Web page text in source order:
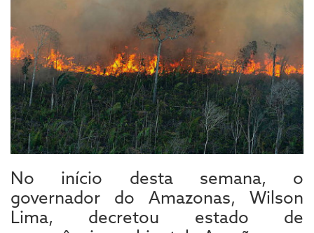
No início desta semana, o
governador do Amazonas, Wilson
Lima, decretou estado de